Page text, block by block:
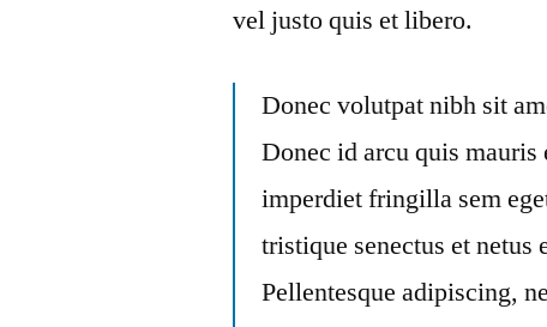
vel justo quis et libero.
Donec volutpat nibh sit
Donec id arcu quis mauris
imperdiet fringilla sem
tristique senectus et netus
Pellentesque adipiscing,